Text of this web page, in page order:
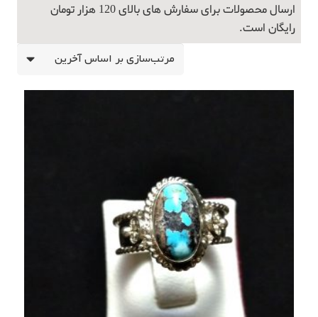
ارسال محصولات برای سفارش های بالای 120 هزار تومان
رایگان است.